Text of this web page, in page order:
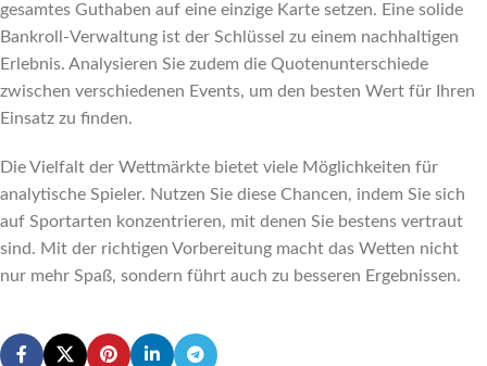
gesamtes Guthaben auf eine einzige Karte setzen. Eine solide
Bankroll-Verwaltung ist der Schlüssel zu einem nachhaltigen
Erlebnis. Analysieren Sie zudem die Quotenunterschiede
zwischen verschiedenen Events, um den besten Wert für Ihren
Einsatz zu finden.
Die Vielfalt der Wettmärkte bietet viele Möglichkeiten für
analytische Spieler. Nutzen Sie diese Chancen, indem Sie sich
auf Sportarten konzentrieren, mit denen Sie bestens vertraut
sind. Mit der richtigen Vorbereitung macht das Wetten nicht
nur mehr Spaß, sondern führt auch zu besseren Ergebnissen.